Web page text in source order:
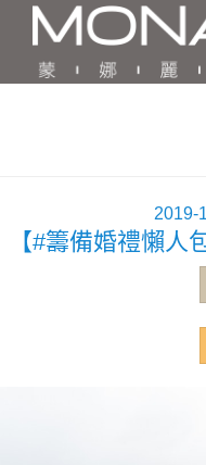
發
佈
2019-
【#籌備婚禮懶人